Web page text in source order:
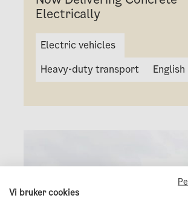
Electrically
Electric vehicles
Heavy-duty transport
English
Vi bruker cookies